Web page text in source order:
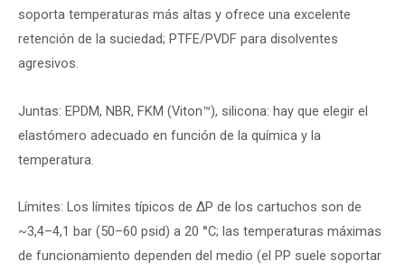
soporta temperaturas más altas y ofrece una excelente
retención de la suciedad; PTFE/PVDF para disolventes
agresivos.
Juntas: EPDM, NBR, FKM (Viton™), silicona: hay que elegir el
elastómero adecuado en función de la química y la
temperatura.
Límites: Los límites típicos de ΔP de los cartuchos son de
~3,4–4,1 bar (50–60 psid) a 20 °C; las temperaturas máximas
de funcionamiento dependen del medio (el PP suele soportar